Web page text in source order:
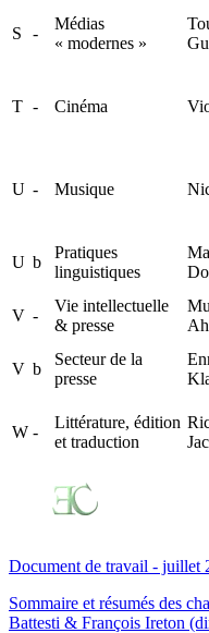
S -
Médias
« modernes »
T - Cinéma
U - Musique
U b
Pratiques
linguistiques
V -
Vie intellectuelle
& presse
V b
Secteur de la
presse
W -
Littérature, édition
et traduction
Document de travail - juillet
Sommaire et résumés des
Battesti & François Ireton